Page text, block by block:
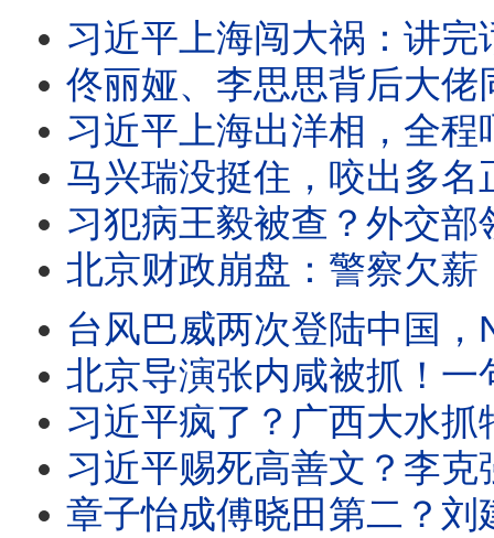
习近平上海闯大祸：讲完话A股暴跌！上海人嘲笑习土鳖拎马桶，AI大会是丐帮来
佟丽娅、李思思背后大佬同时被抓？两人成难姐难妹！习近平催牛马消
习近平上海出洋相，全程吓尿？少年勇士痛骂习视频火了！瀛台密
马兴瑞没挺住，咬出多名正国级后被加速处理？沈阳洪水，习近平遭300冤魂索
习犯病王毅被查？外交部领导栏变了！广西人：习近平死哪了？下台！
北京财政崩盘：警察欠薪，蠢猪治国火了！揭秘：中共高官拒打国产疫
台风巴威两次登陆中国，NO1暴雨横扫中国！上海杭州逃离，四川河北大
北京导演张内咸被抓！一句“105岁畜生”惹怒习近平？迪丽热巴容貌
习近平疯了？广西大水抓特务闹出新绰号洗脚盆，大撒币救援外国灾民
习近平赐死高善文？李克强同款；美驻华使馆十连发警报：逃离中国！
章子怡成傅晓田第二？刘建超落马扯出国际绯闻！广西大洪水惨炸，中国大